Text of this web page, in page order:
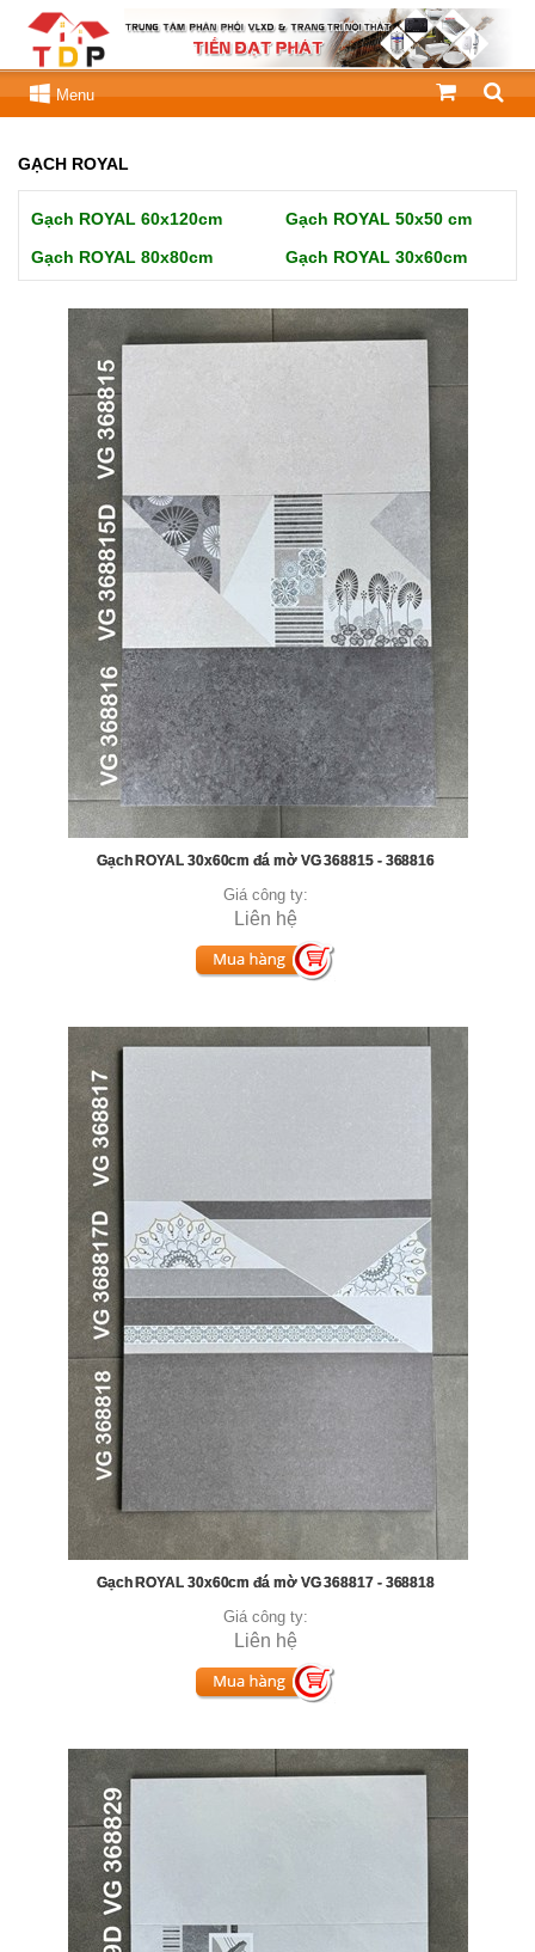
GẠCH ROYAL
Gạch ROYAL 60x120cm
Gạch ROYAL 50x50 cm
Gạch ROYAL 80x80cm
Gạch ROYAL 30x60cm
Gạch ROYAL 30x60cm đá mờ VG 368815 - 368816
Giá công ty:
Liên hệ
Gạch ROYAL 30x60cm đá mờ VG 368817 - 368818
Giá công ty:
Liên hệ
Menu